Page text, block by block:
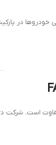
در
است. شرکت